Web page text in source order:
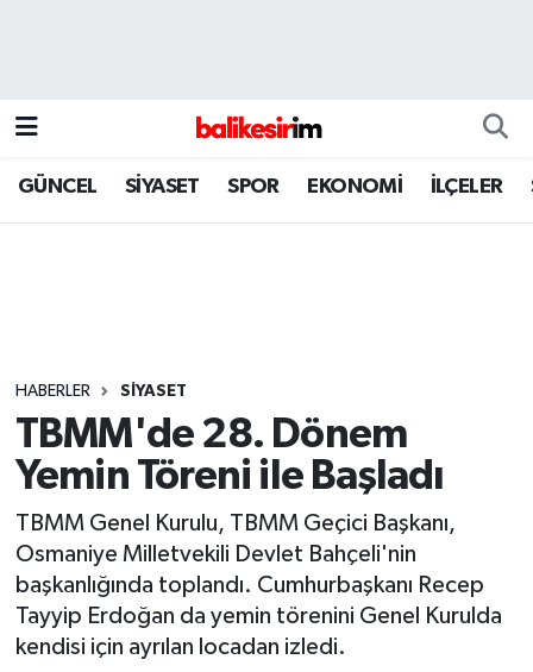
GÜNCEL SİYASET SPOR EKONOMİ İLÇELER
HABERLER SİYASET
TBMM'de 28. Dönem
Yemin Töreni ile Başladı
TBMM Genel Kurulu, TBMM Geçici Başkanı,
Osmaniye Milletvekili Devlet Bahçeli'nin
başkanlığında toplandı. Cumhurbaşkanı Recep
Tayyip Erdoğan da yemin törenini Genel Kurulda
kendisi için ayrılan locadan izledi.